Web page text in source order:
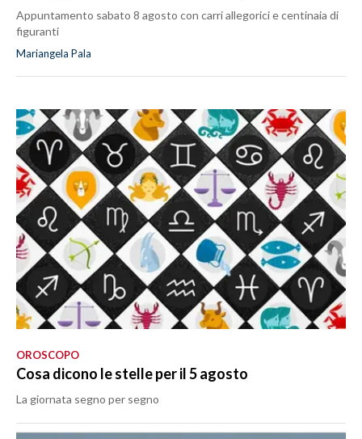
Appuntamento sabato 8 agosto con carri allegorici e centinaia di
figuranti
Mariangela Pala
OROSCOPO
Cosa dicono le stelle per il 5 agosto
La giornata segno per segno